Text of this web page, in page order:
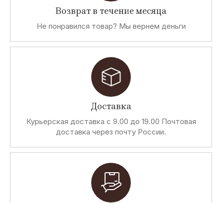
Возврат в течение месяца
Не понравился товар? Мы вернем деньги
Доставка
Курьерская доставка с 9.00 до 19.00 Почтовая
доставка через почту России.